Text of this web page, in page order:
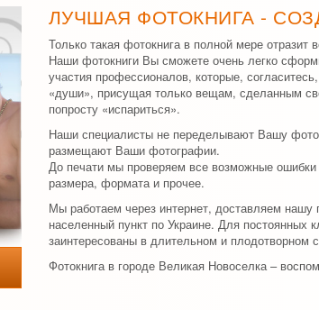
ЛУЧШАЯ ФОТОКНИГА -
Только такая фотокнига в полной мере
Наши фотокниги Вы сможете очень легко
участия профессионалов, которые,
«души», присущая только вещам, сделанным
попросту «испариться».
Наши специалисты не переделывают Вашу
размещают Ваши фотографии.
До печати мы проверяем все возможные
размера, формата и прочее.
Мы работаем через интернет, доставляем
населенный пункт по Украине. Для постоянных
заинтересованы в длительном и плодотворном
Фотокнига в городе Великая Новоселка –